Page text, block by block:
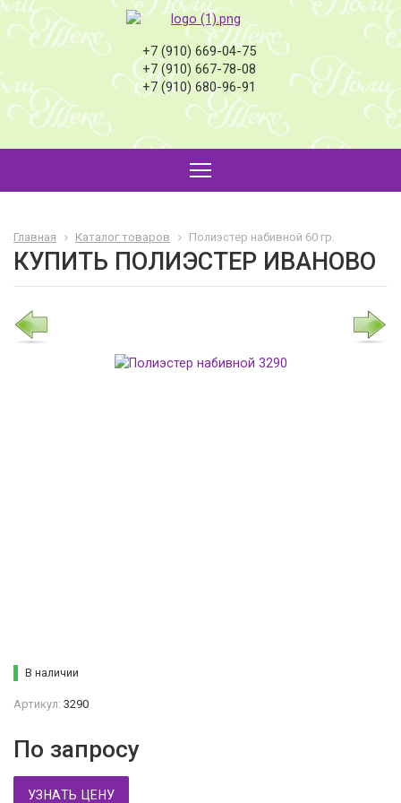
+7 (910) 669-04-75
+7 (910) 667-78-08
+7 (910) 680-96-91
Главная Каталог товаров Полиэстер набивной 60 гр.
КУПИТЬ ПОЛИЭСТЕР ИВАНОВО
В наличии
Артикул: 3290
По запросу
УЗНАТЬ ЦЕНУ